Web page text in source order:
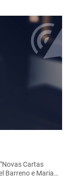
Cartas
Barreno e Maria…